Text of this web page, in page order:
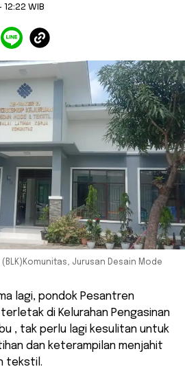
12:22 WIB
Jurusan Desain Mode
lagi, pondok Pesantren
di Kelurahan Pengasinan
, tak perlu lagi kesulitan untuk
dan keterampilan menjahit
tekstil.